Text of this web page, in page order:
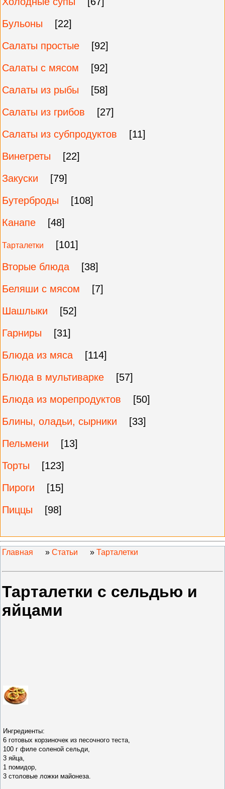
Бульоны
[22]
Салаты простые
[92]
Салаты с мясом
[92]
Салаты из рыбы
[58]
Салаты из грибов
[27]
Салаты из субпродуктов
[11]
Винегреты
[22]
Закуски
[79]
Бутерброды
[108]
Канапе
[48]
Тарталетки
[101]
Вторые блюда
[38]
Беляши с мясом
[7]
Шашлыки
[52]
Гарниры
[31]
Блюда из мяса
[114]
Блюда в мультиварке
[57]
Блюда из морепродуктов
[50]
Блины, оладьи, сырники
[33]
Пельмени
[13]
Торты
[123]
Пироги
[15]
Пиццы
[98]
Главная » Статьи » Тарталетки
Тарталетки с сельдью и
яйцами
Ингредиенты:
6 готовых корзиночек из песочного теста,
100 г филе соленой сельди,
3 яйца,
1 помидор,
3 столовые ложки майонеза.